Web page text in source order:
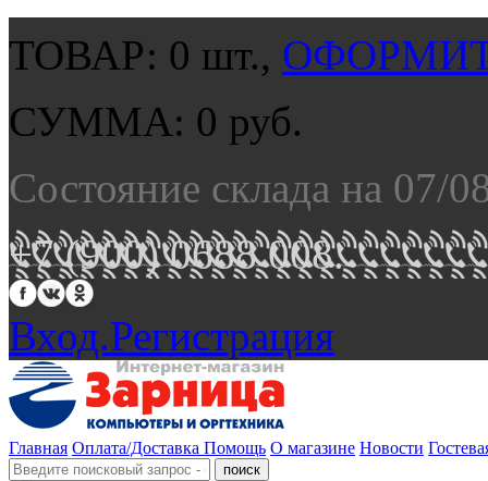
ТОВАР: 0 шт.,
СУММА: 0 руб.
Состояние склада на 07/
+7 (900) 0688 008.
Вход.Регистрация
Главная Оплата/Доставка Помощь О магазине Новости